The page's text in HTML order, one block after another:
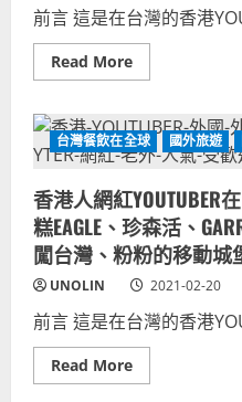
家
珊
珊
WTO、
ALISA
聲
優、
元
娜
TINA、
歐
夢
琳
OLGA、
伊
莉
雅、
KIMI
化
症
前言 這是在台灣的香港
Read MoreRead
more
港
人
網
紅
在
台
灣
5：
屎
萊
姆、
明
張
啟
樂、
台灣餐飲在全球 國外旅遊
香港人網紅YOUTUBER
糕EAGLE、珍森活、
闖台灣、粉粉的移動城
UNOLIN 2021-02-20
前言 這是在台灣的香港
Read MoreRead
more